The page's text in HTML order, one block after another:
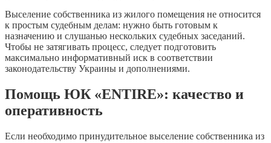
Выселение собственника из жилого помещения не относится
к простым судебным делам: нужно быть готовым к
назначению и слушанью нескольких судебных заседаний.
Чтобы не затягивать процесс, следует подготовить
максимально информативный иск в соответствии
законодательству Украины и дополнениями.
Помощь ЮК «ENTIRE»: качество и
оперативность
Если необходимо принудительное выселение собственника из